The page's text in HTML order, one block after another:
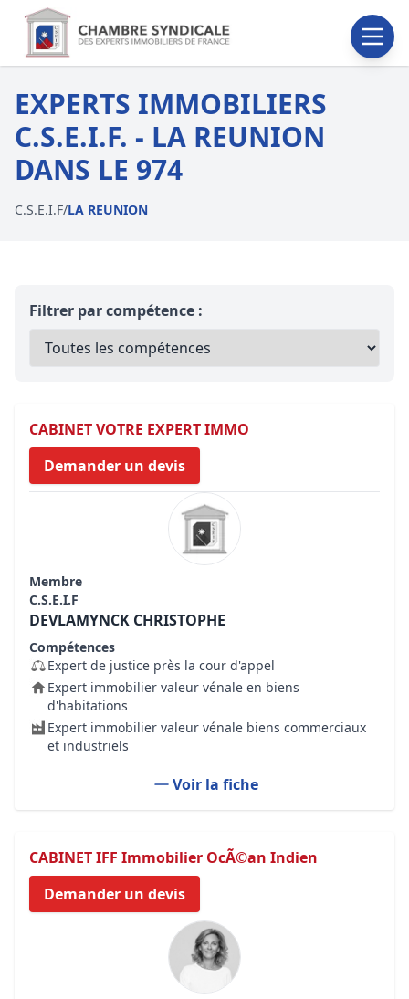
EXPERTS IMMOBILIERS
C.S.E.I.F. - LA REUNION
DANS LE 974
C.S.E.I.F/LA REUNION
Filtrer par compétence :
CABINET VOTRE EXPERT IMMO
Demander un devis
Membre
C.S.E.I.F
DEVLAMYNCK CHRISTOPHE
Compétences
Expert de justice près la cour d'appel
Expert immobilier valeur vénale en biens
d'habitations
Expert immobilier valeur vénale biens commerciaux
et industriels
Voir la fiche
CABINET IFF Immobilier OcÃ©an Indien
Demander un devis